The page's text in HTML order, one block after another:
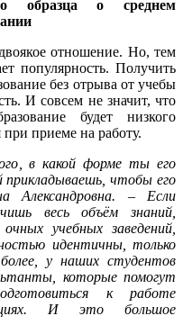
образца о среднем
отношение. Но, тем
популярность. Получить
без отрыва от учебы
И совсем не значит, что
будет низкого
при приеме на работу.
в какой форме ты его
прикладываешь, чтобы его
Александровна. – Если
весь объём знаний,
учебных заведений,
идентичны, только
у наших студентов
которые помогут
к работе
И это большое